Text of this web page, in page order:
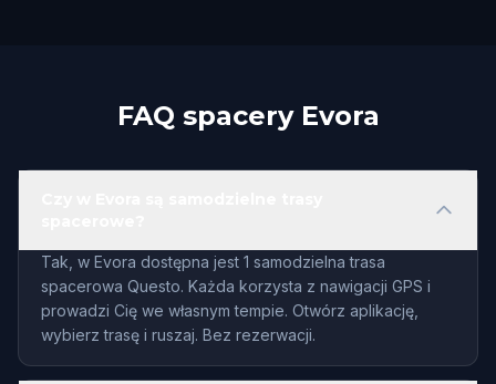
FAQ spacery Evora
Tak, w Evora dostępna jest 1 samodzielna trasa
spacerowa Questo. Każda korzysta z nawigacji GPS i
prowadzi Cię we własnym tempie. Otwórz aplikację,
wybierz trasę i ruszaj. Bez rezerwacji.